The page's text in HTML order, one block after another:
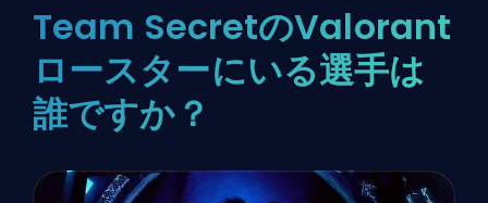
Team SecretのValorant
ロースターにいる選手は
誰ですか？